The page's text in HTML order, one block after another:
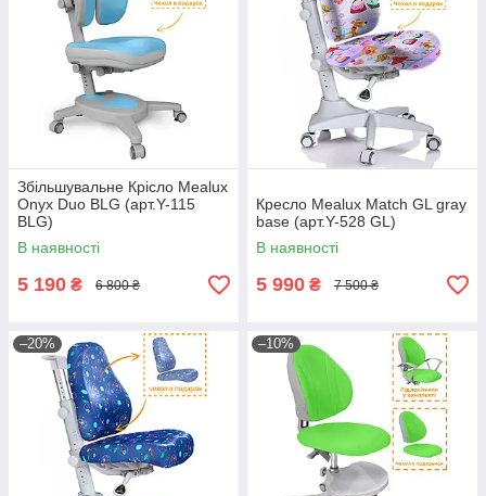
Збільшувальне Крісло Mealux
Onyx Duo BLG (арт.Y-115
BLG)
В наявності
5 190 ₴ 6 800 ₴
Кресло Mealux Match GL gray
base (арт.Y-528 GL)
В наявності
5 990 ₴ 7 500 ₴
–20% –10%